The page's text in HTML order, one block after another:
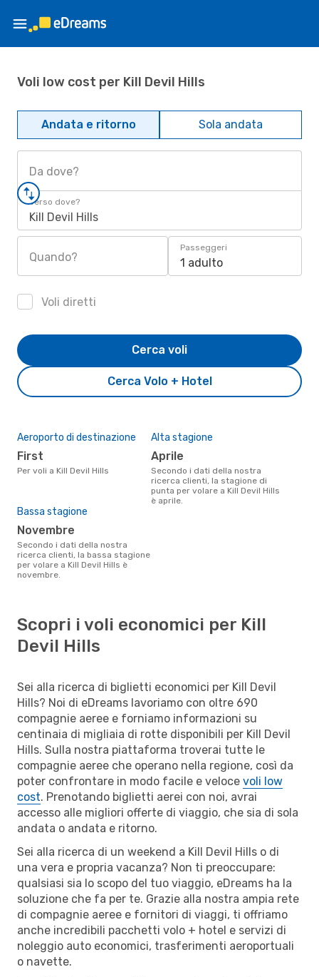
Voli low cost per Kill Devil Hills
Andata e ritorno Sola andata
Da dove?
Verso dove?
Kill Devil Hills
Quando?
Passeggeri
1 adulto
Voli diretti
Cerca Volo + Hotel
Cerca voli
Aeroporto di destinazione
First
Per voli a Kill Devil Hills
Alta stagione
aprile
Secondo i dati della nostra
ricerca clienti, la stagione di
punta per volare a Kill Devil Hills
è aprile.
Bassa stagione
novembre
Secondo i dati della nostra
ricerca clienti, la bassa stagione
per volare a Kill Devil Hills è
novembre.
Scopri i voli economici per Kill
Devil Hills
Sei alla ricerca di biglietti economici per Kill Devil
Hills? Noi di eDreams lavoriamo con oltre 690
compagnie aeree e forniamo informazioni su
centinaia di migliaia di rotte disponibili per Kill Devil
Hills. Sulla nostra piattaforma troverai tutte le
compagnie aeree che operano nella regione, così da
poter confrontare in modo facile e veloce voli low
cost. Prenotando biglietti aerei con noi, avrai
accesso alle migliori offerte di viaggio, che sia di sola
andata o andata e ritorno.
Sei alla ricerca di un weekend a Kill Devil Hills o di
una vera e propria vacanza? Non ti preoccupare:
qualsiasi sia lo scopo del tuo viaggio, eDreams ha la
soluzione che fa per te. Grazie alla nostra ampia rete
di compagnie aeree e fornitori di viaggi, ti offriamo
anche incredibili pacchetti volo + hotel e servizi di
noleggio auto economici, trasferimenti aeroportuali
o navette.